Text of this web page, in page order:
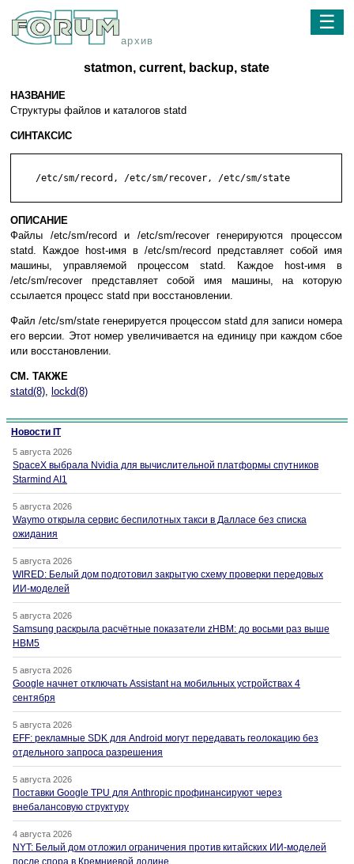
архив
☰
statmon, current, backup, state
НАЗВАНИЕ
Структуры файлов и каталогов statd
СИНТАКСИС
    /etc/sm/record, /etc/sm/recover, /etc/sm/state
ОПИСАНИЕ
Файлы /etc/sm/record и /etc/sm/recover генерируются процессом
statd. Каждое host-имя в /etc/sm/record представляет собой имя
машины, управляемой процессом statd. Каждое host-имя в
/etc/sm/recover представляет собой имя машины, на которую
ссылается процесс statd при восстановлении.
Файл /etc/sm/state генерируется процессом statd для записи номера
его версии. Этот номер увеличивается на единицу при каждом сбое
или восстановлении.
СМ. ТАКЖЕ
statd(8), lockd(8)
Новости IT
5 августа 2026
SpaceX выбрала Nvidia для вычислительной платформы спутников
Starmind AI1
5 августа 2026
Waymo открыла сервис беспилотных такси в Далласе без списка
ожидания
5 августа 2026
WIRED: Белый дом подготовил закрытую схему проверки передовых
ИИ-моделей
5 августа 2026
Samsung раскрыла расчётные показатели zHBM: до восьми раз выше
HBM5
5 августа 2026
Google начнет отключать Assistant на мобильных устройствах 4
сентября
5 августа 2026
EFF: рекламные SDK для Android могут передавать геолокацию без
отдельного запроса разрешения
5 августа 2026
Поставки Google TPU для Anthropic профинансируют через
внебалансовую структуру
4 августа 2026
NYT: Белый дом отложил ограничения против китайских ИИ-моделей
после спора в Кремниевой долине